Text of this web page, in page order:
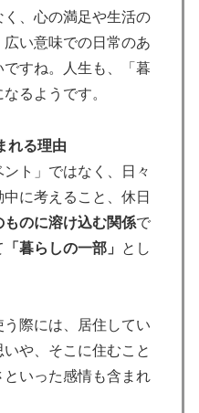
、心の満足や生活の
い意味での日常のあ
すね。人生も、「暮
るようです。
れる理由
ト」ではなく、日々
に考えること、休日
ものに溶け込む関係で
「暮らしの一部」
とし
う際には、居住してい
や、そこに住むこと
いった感情も含まれ